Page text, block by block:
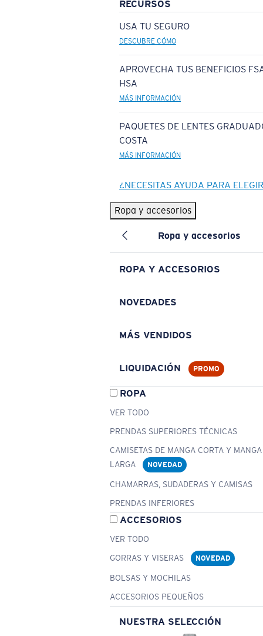
RECURSOS
USA TU SEGURO
DESCUBRE CÓMO
APROVECHA TUS BENEFICIOS
HSA
MÁS INFORMACIÓN
PAQUETES DE LENTES
COSTA
MÁS INFORMACIÓN
¿NECESITAS AYUDA PARA
Ropa y accesorios
Ropa y accesorios
ROPA Y ACCESORIOS
NOVEDADES
MÁS VENDIDOS
LIQUIDACIÓN PROMO
ROPA
VER TODO
PRENDAS SUPERIORES TÉCNICAS
CAMISETAS DE MANGA CORTA Y MANGA
LARGA
NOVEDAD
CHAMARRAS, SUDADERAS Y CAMISAS
PRENDAS INFERIORES
ACCESORIOS
VER TODO
GORRAS Y VISERAS
NOVEDAD
BOLSAS Y MOCHILAS
ACCESORIOS PEQUEÑOS
NUESTRA SELECCIÓN